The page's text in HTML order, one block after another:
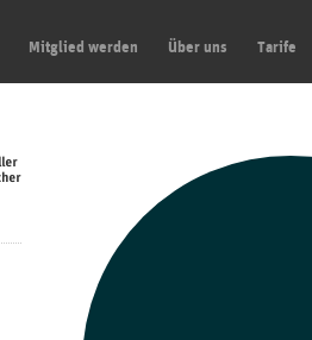
Mitglied werden Über uns Tarife